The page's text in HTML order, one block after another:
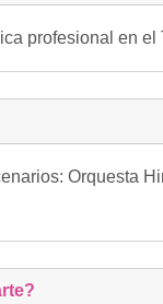
profesional en
Orquesta